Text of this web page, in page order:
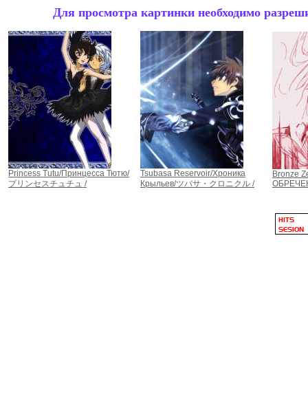
Для просмотра картинки необходимо
Princess Tutu/Принцесса Тютю/
プリンセスチュチュ /
Tsubasa Reservoir/Хроника
Крыльев/ツバサ・クロニクル /
Bronze